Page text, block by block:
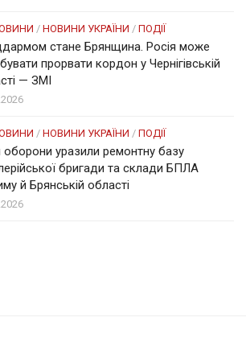
/ НОВИНИ УКРАЇНИ / ПОДІЇ
стане Брянщина. Росія може
прорвати кордон у Чернігівській
— ЗМІ
/ НОВИНИ УКРАЇНИ / ПОДІЇ
оборони уразили ремонтну базу
бригади та склади БПЛА
й Брянській області